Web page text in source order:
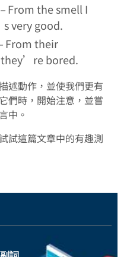
From the smell I
very good.
From their
bored.
述動作，並使我們更有
們時，開始注意，並嘗
中。
試這篇文章中的有趣測